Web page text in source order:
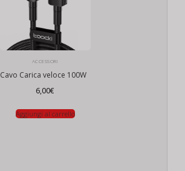
ACCESSORI
Cavo Carica veloce 100W
6,00€
Aggiungi al carrello